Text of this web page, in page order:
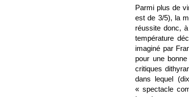
Parmi plus de
est de 3/5), la
réussite donc,
température
imaginé par
pour une
critiques
dans lequel
« spectacle